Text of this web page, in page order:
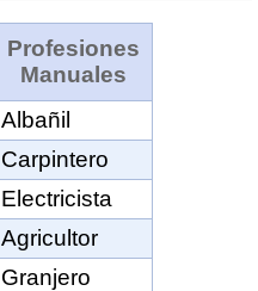
Profesiones
Manuales
Albañil
Carpintero
Electricista
Agricultor
Granjero